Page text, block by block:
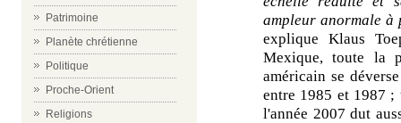
Patrimoine
Planète chrétienne
Politique
Proche-Orient
Religions
ampleur anormaleà
explique Klaus
Mexique, toute la
américain se
entre 1985 et 1987 ;
l'année 2007 dut